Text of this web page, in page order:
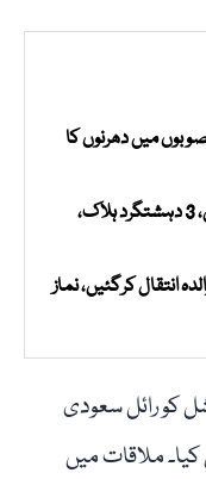
چاروں صوبوں میں دھرنوں کا
بلوچستان میں سکیورٹی فورسز کا آپریشن، 3 دہشتگرد ہلاک،
انتقال کرگئیں، نماز
کو رائل سعودی
ملاقات میں